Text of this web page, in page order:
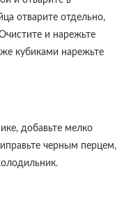
отварите отдельно,
и нарежьте
кубиками нарежьте
добавьте мелко
черным перцем,